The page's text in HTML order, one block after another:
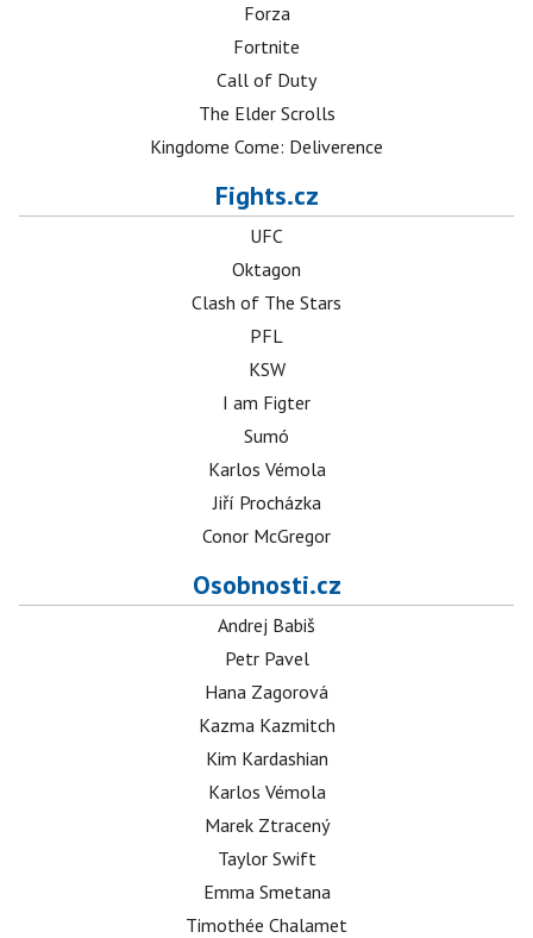
Forza
Fortnite
Call of Duty
The Elder Scrolls
Kingdome Come: Deliverence
Fights.cz
UFC
Oktagon
Clash of The Stars
PFL
KSW
I am Figter
Sumó
Karlos Vémola
Jiří Procházka
Conor McGregor
Osobnosti.cz
Andrej Babiš
Petr Pavel
Hana Zagorová
Kazma Kazmitch
Kim Kardashian
Karlos Vémola
Marek Ztracený
Taylor Swift
Emma Smetana
Timothée Chalamet